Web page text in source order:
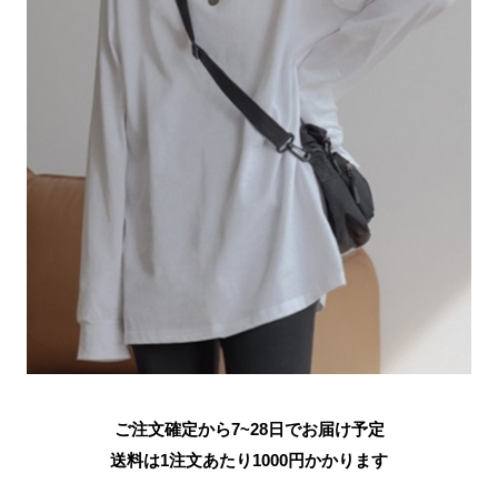
ご注文確定から7~28日でお届け予定
送料は1注文あたり 1000円かかります